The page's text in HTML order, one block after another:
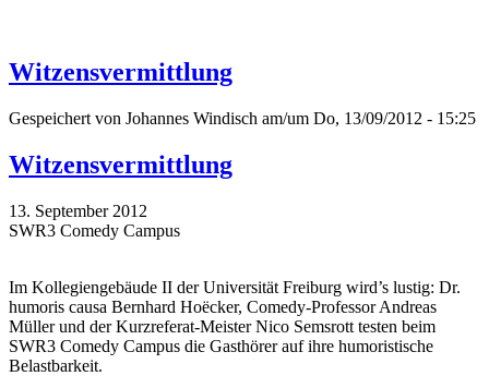
Witzensvermittlung
Gespeichert von Johannes Windisch am/um Do, 13/09/2012 - 15:25
Witzensvermittlung
13. September 2012
SWR3 Comedy Campus
Im Kollegiengebäude II der Universität Freiburg wird’s lustig: Dr.
humoris causa Bernhard Hoëcker, Comedy-Professor Andreas
Müller und der Kurzreferat-Meister Nico Semsrott testen beim
SWR3 Comedy Campus die Gasthörer auf ihre humoristische
Belastbarkeit.